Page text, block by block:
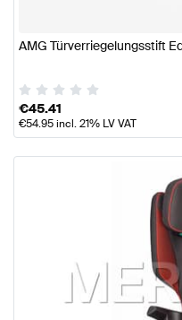
AMG Türverriegelungsstift
€45.41
€54.95incl. 21% LV VAT